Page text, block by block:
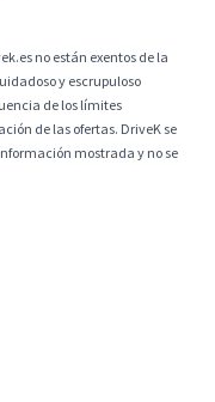
no están exentos de la
y escrupuloso
de los límites
de las ofertas. DriveK se
mostrada y no se